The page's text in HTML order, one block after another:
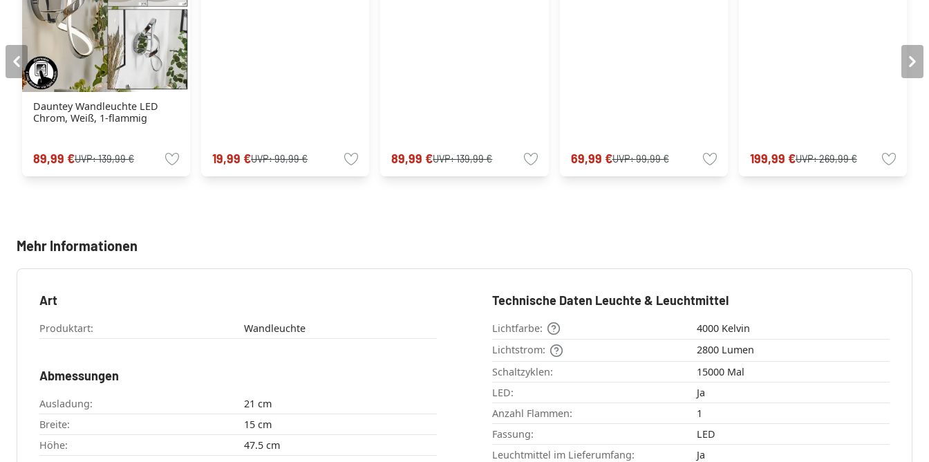
Dauntey Wandleuchte LED
Chrom, Weiß, 1-flammig
89,99 €UVP:139,99 € 19,99 €UVP:99,99 € 89,99 €UVP:139,99 € 69,99 €UVP:99,99 € 199,99 €UVP:269,99 €
Mehr Informationen
Art
Produktart: Wandleuchte
Abmessungen
Ausladung:
21 cm
Breite:
15 cm
Höhe:
47.5 cm
Technische Daten Leuchte & Leuchtmittel
Lichtfarbe:
4000 Kelvin
Lichtstrom:
2800 Lumen
Schaltzyklen:
15000 Mal
LED:
Ja
Anzahl Flammen:
1
Fassung:
LED
Leuchtmittel im Lieferumfang:
Ja